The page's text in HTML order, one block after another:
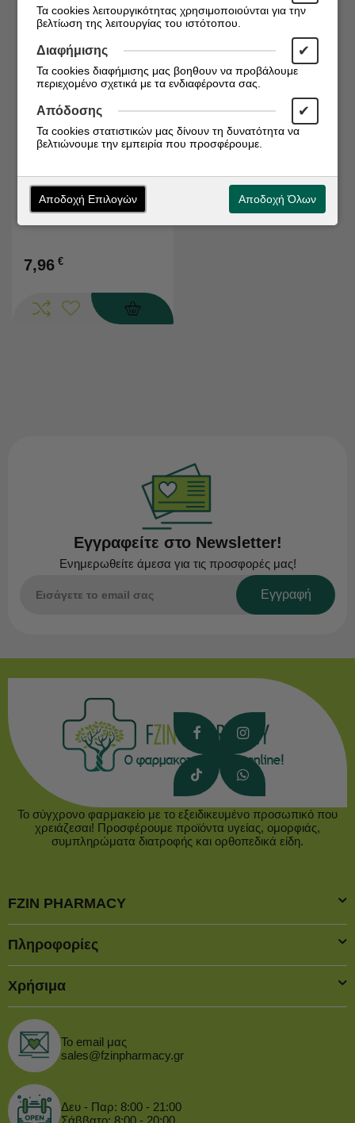
Διαθέσιμο απο 4-6
Κωδικός: 5214001065080
REPELOR 100ML
7,96 €
Εγγραφείτε στο Newsletter!
Ενημερωθείτε άμεσα για τις προσφορές μας!
Εγγραφή
Το σύγχρονο φαρμακείο με το εξειδικευμένο προσωπικό που
χρειάζεσαι! Προσφέρουμε προϊόντα υγείας, ομορφιάς,
συμπληρώματα διατροφής και ορθοπεδικά είδη.
FZIN PHARMACY
Πληροφορίες
Χρήσιμα
Το email μας
sales@fzinpharmacy.gr
Δευ - Παρ: 8:00 - 21:00
Σάββατο: 8:00 - 20:00
Τα cookies λειτουργικότητας χρησιμοποιούνται για την
βελτίωση της λειτουργίας του ιστότοπου.
Διαφήμισης ✔
Τα cookies διαφήμισης μας βοηθουν να προβάλουμε
περιεχομένο σχετικά με τα ενδιαφέροντα σας.
Απόδοσης ✔
Τα cookies στατιστικών μας δίνουν τη δυνατότητα να
βελτιώνουμε την εμπειρία που προσφέρουμε.
Αποδοχή Επιλογών Αποδοχή Όλων